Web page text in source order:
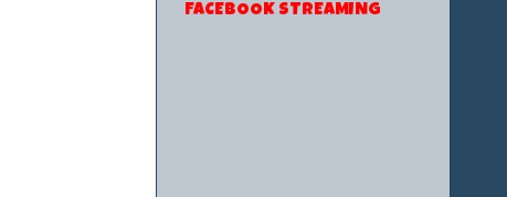
FACEBOOK STREAMING